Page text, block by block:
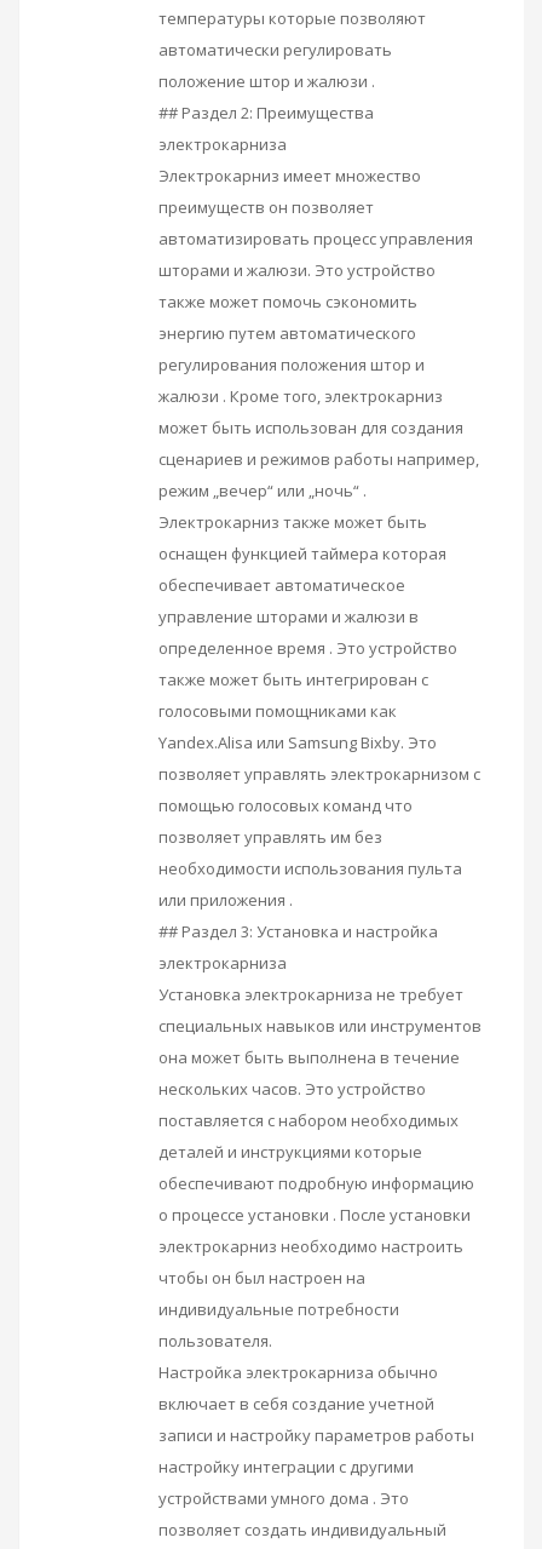
температуры которые позволяют
автоматически регулировать
положение штор и жалюзи .
## Раздел 2: Преимущества
электрокарниза
Электрокарниз имеет множество
преимуществ он позволяет
автоматизировать процесс управления
шторами и жалюзи. Это устройство
также может помочь сэкономить
энергию путем автоматического
регулирования положения штор и
жалюзи . Кроме того, электрокарниз
может быть использован для создания
сценариев и режимов работы например,
режим „вечер“ или „ночь“ .
Электрокарниз также может быть
оснащен функцией таймера которая
обеспечивает автоматическое
управление шторами и жалюзи в
определенное время . Это устройство
также может быть интегрирован с
голосовыми помощниками как
Yandex.Alisa или Samsung Bixby. Это
позволяет управлять электрокарнизом с
помощью голосовых команд что
позволяет управлять им без
необходимости использования пульта
или приложения .
## Раздел 3: Установка и настройка
электрокарниза
Установка электрокарниза не требует
специальных навыков или инструментов
она может быть выполнена в течение
нескольких часов. Это устройство
поставляется с набором необходимых
деталей и инструкциями которые
обеспечивают подробную информацию
о процессе установки . После установки
электрокарниз необходимо настроить
чтобы он был настроен на
индивидуальные потребности
пользователя.
Настройка электрокарниза обычно
включает в себя создание учетной
записи и настройку параметров работы
настройку интеграции с другими
устройствами умного дома . Это
позволяет создать индивидуальный